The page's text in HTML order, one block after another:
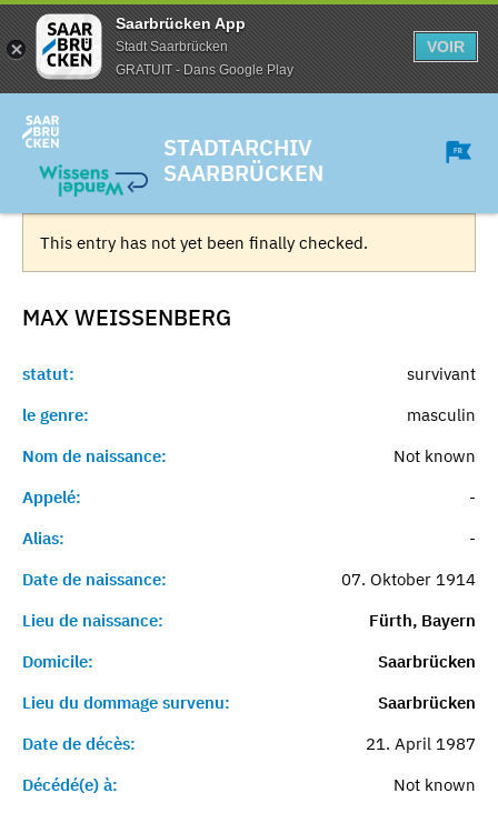
Saarbrücken App
Stadt Saarbrücken
GRATUIT - Dans Google Play
VOIR
STADTARCHIV
SAARBRÜCKEN
This entry has not yet been finally checked.
MAXWEISSENBERG
statut:
survivant
le genre:
masculin
Nom de naissance:
Not known
Appelé:
-
Alias:
-
Date de naissance:
07. Oktober 1914
Lieu de naissance:
Fürth, Bayern
Domicile:
Saarbrücken
Lieu du dommage survenu:
Saarbrücken
Date de décès:
21. April 1987
Décédé(e) à:
Not known